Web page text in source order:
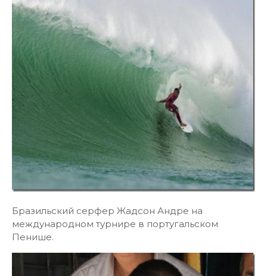
Бразильский серфер Жадсон Андре на
международном турнире в португальском
Пенише.